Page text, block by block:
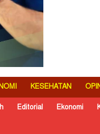
KESEHATAN
Editorial Ekonomi